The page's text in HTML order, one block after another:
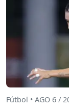
Fútbol • AGO 6 /